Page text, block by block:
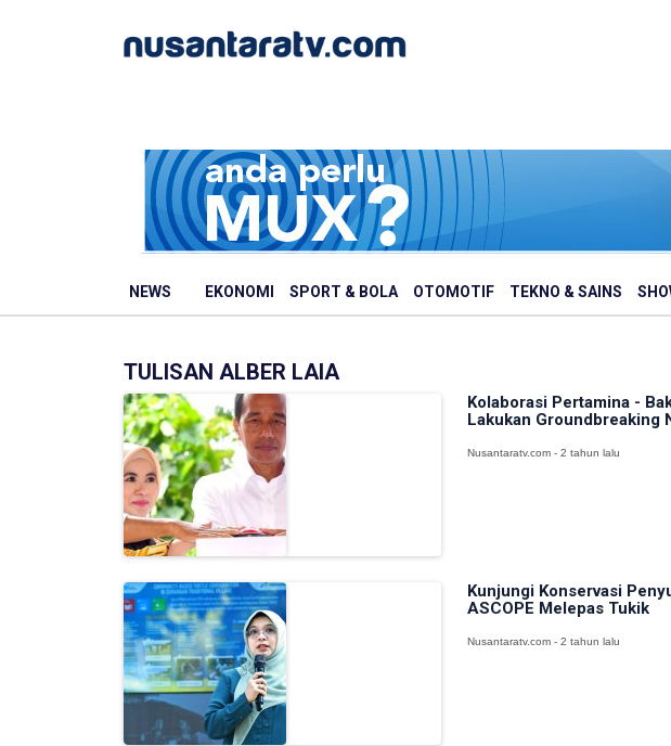
NEWS EKONOMI SPORT & BOLA OTOMOTIF TEKNO & SAINS
TULISAN ALBER LAIA
Kolaborasi Pertamina -
Lakukan Groundbreaking
Nusantaratv.com - 2 tahun lalu
Kunjungi Konservasi
ASCOPE Melepas Tukik
Nusantaratv.com - 2 tahun lalu